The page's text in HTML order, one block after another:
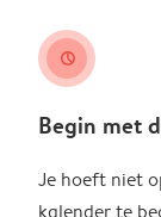
clock
Begin met
Je hoeft niet
kalender te